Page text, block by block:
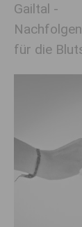
Gailtal -
für die